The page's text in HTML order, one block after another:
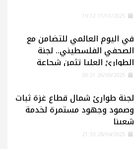
في اليوم العالمي للتضامن مع
الصحفي الفلسطيني.. لجنة
الطوارئ العليا تثمن شجاعة
الإعلاميين في غزة
لجنة طوارئ شمال قطاع غزة ثبات
وصمود وجهود مستمرة لخدمة
شعبنا